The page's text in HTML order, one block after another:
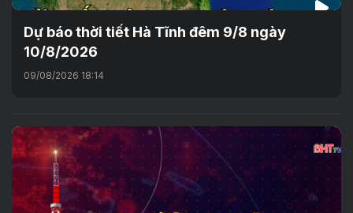
Dự báo thời tiết Hà Tĩnh đêm 9/8 ngày
10/8/2026
09/08/2026 18:14